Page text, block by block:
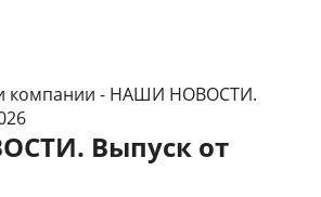
компании - НАШИ НОВОСТИ.
Выпуск от